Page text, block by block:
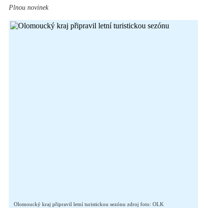
Plnou novinek
Olomoucký kraj připravil letní turistickou sezónu zdroj foto: OLK